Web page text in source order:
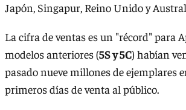
Japón, Singapur, Reino Unido y
La cifra de ventas es un "récord" para
modelos anteriores (5S y 5C) habían
pasado nueve millones de ejemplares
primeros días de venta al público.